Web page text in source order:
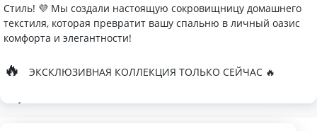
Стиль! 💜 Мы создали настоящую сокровищницу домашнего
текстиля, которая превратит вашу спальню в личный оазис
комфорта и элегантности!
🔥 ЭКСКЛЮЗИВНАЯ КОЛЛЕКЦИЯ ТОЛЬКО СЕЙЧАС 🔥
🛏